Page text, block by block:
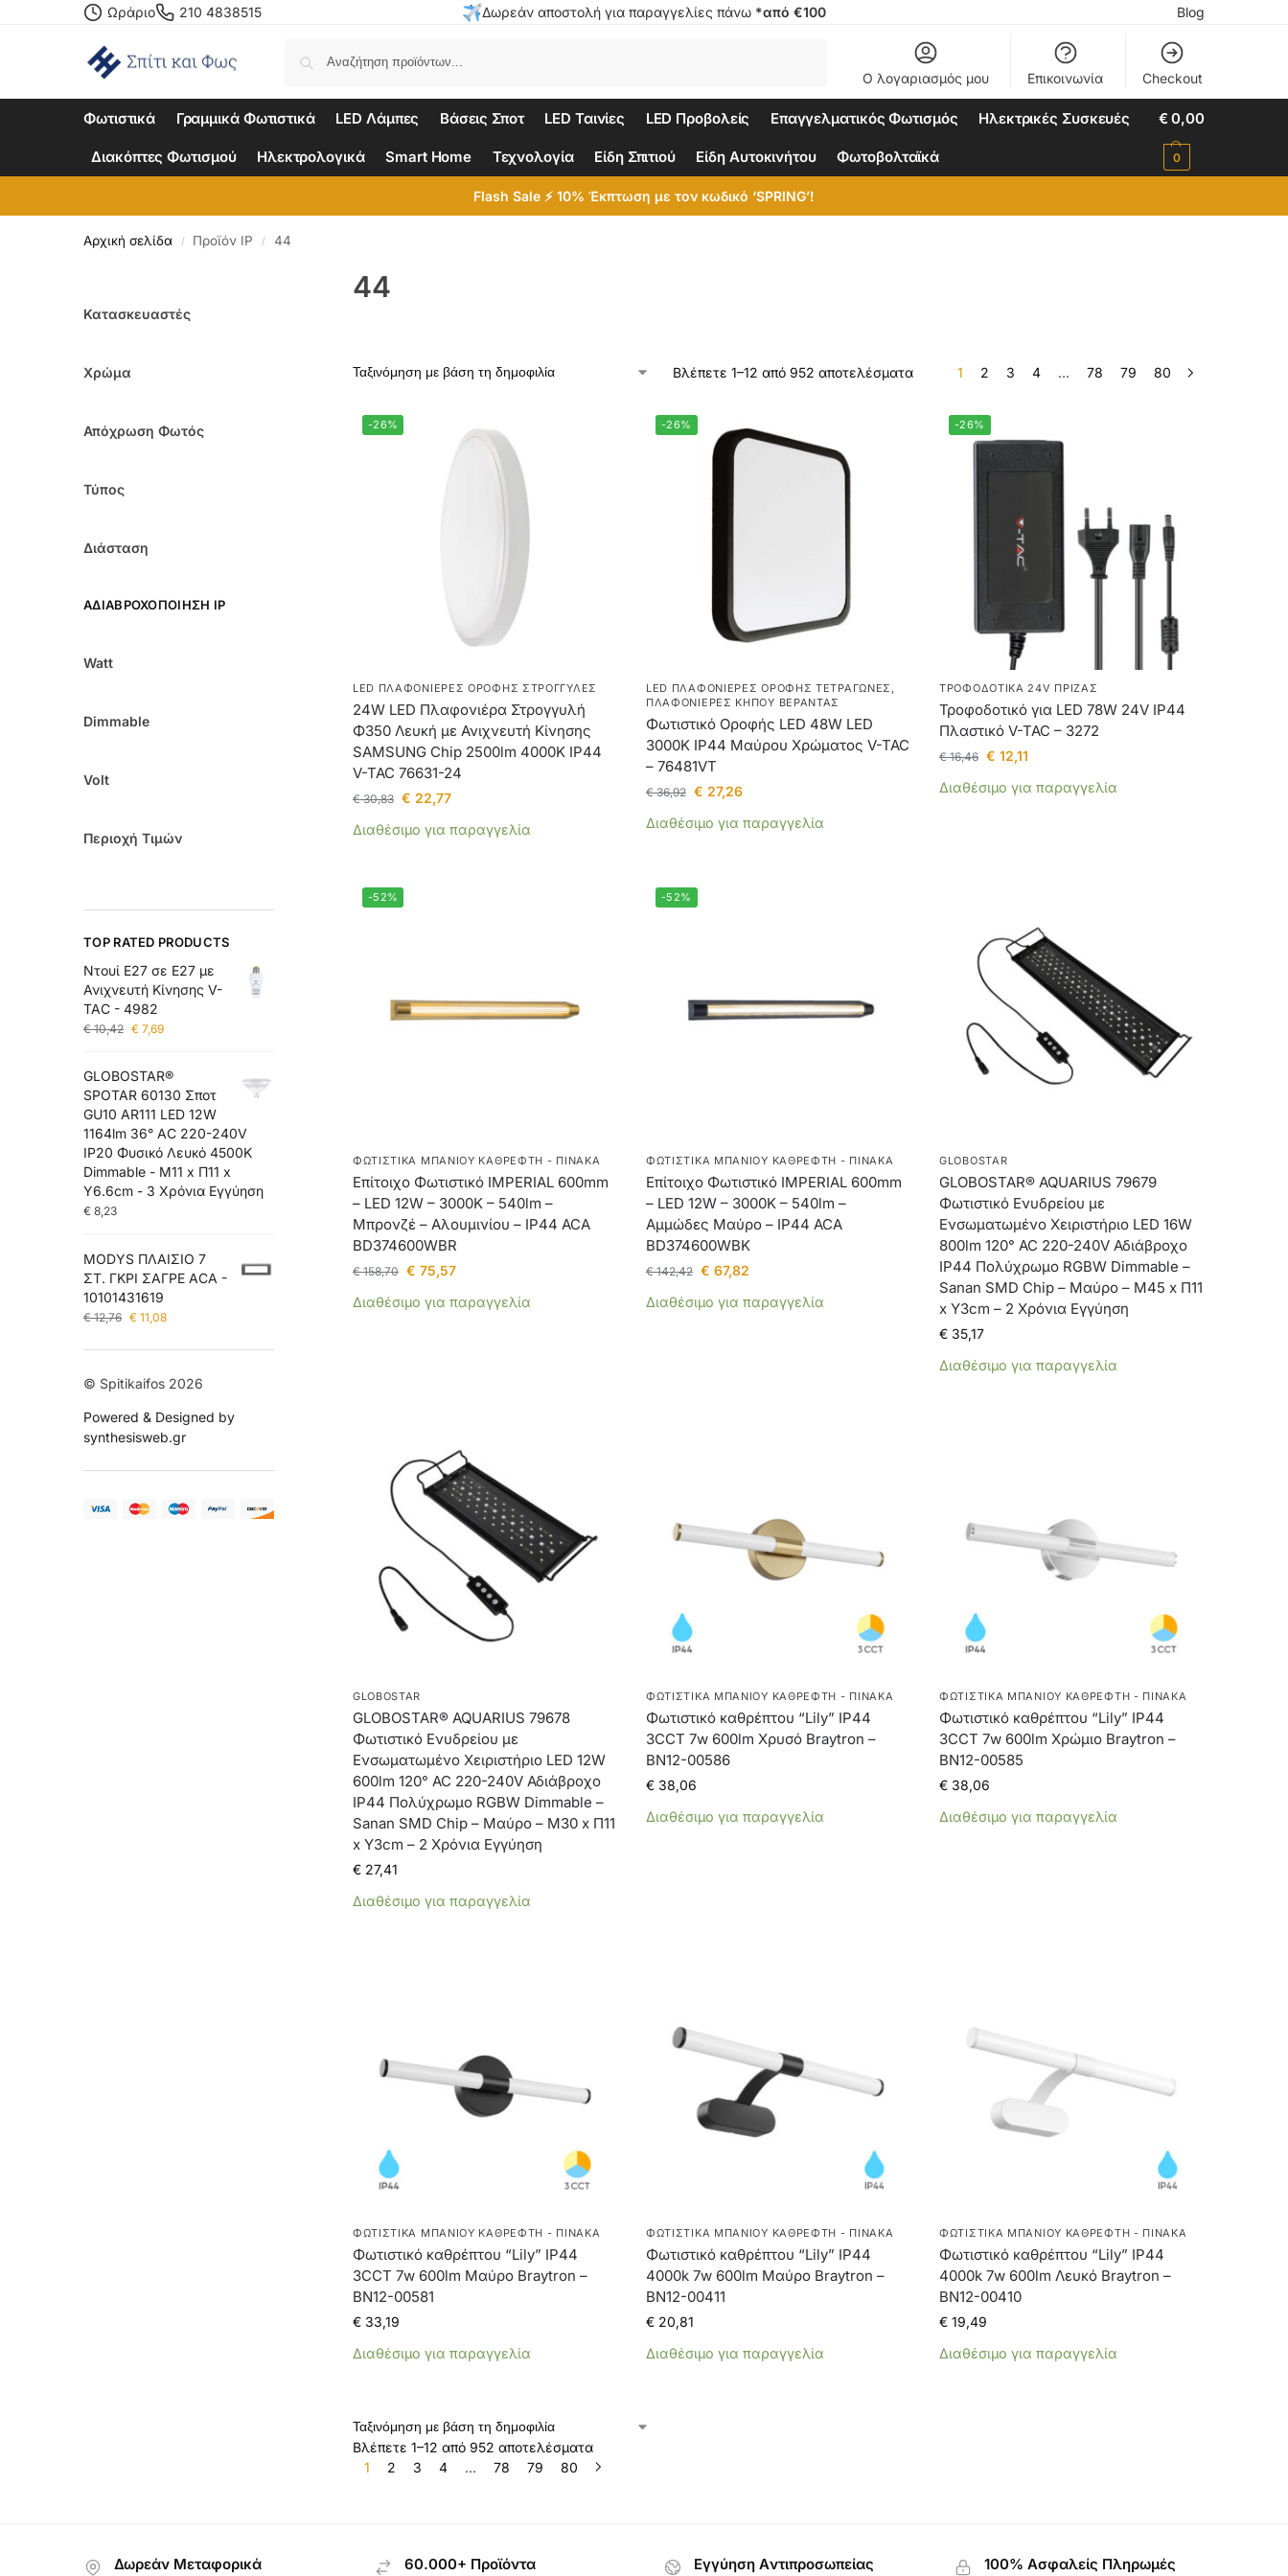
Ωράριο 210 4838515 Δωρεάν αποστολή για παραγγελίες πάνω *από €100 Blog
Ο λογαριασμός μου Επικοινωνία Checkout
Φωτιστικά Γραμμικά Φωτιστικά LED Λάμπες Βάσεις Σποτ LED Ταινίες LED Προβολείς Επαγγελματικός Φωτισμός Ηλεκτρικές Συσκευές
Διακόπτες Φωτισμού Ηλεκτρολογικά Smart Home Τεχνολογία Είδη Σπιτιού Είδη Αυτοκινήτου Φωτοβολταϊκά
€0,00
0
Flash Sale ⚡ 10% Έκπτωση με τον κωδικό ‘SPRING’!
Αρχική σελίδα / Προϊόν IP / 44
44
Βλέπετε 1–12 από 952 αποτελέσματα 1 2 3 4 … 78 79 80
-26%
LED ΠΛΑΦΟΝΙΈΡΕΣ ΟΡΟΦΉΣ ΣΤΡΟΓΓΥΛΈΣ
24W LED Πλαφονιέρα Στρογγυλή
Φ350 Λευκή με Ανιχνευτή Κίνησης
SAMSUNG Chip 2500lm 4000K IP44
V-TAC 76631-24
€30,83 € 22,77
Διαθέσιμο για παραγγελία
-26%
LED ΠΛΑΦΟΝΙΈΡΕΣ ΟΡΟΦΉΣ ΤΕΤΡΆΓΩΝΕΣ ,
ΠΛΑΦΟΝΙΈΡΕΣ ΚΉΠΟΥ ΒΕΡΆΝΤΑΣ
Φωτιστικό Οροφής LED 48W LED
3000K IP44 Μαύρου Χρώματος V-TAC
– 76481VT
€36,92 € 27,26
Διαθέσιμο για παραγγελία
-26%
ΤΡΟΦΟΔΟΤΙΚΆ 24V ΠΡΊΖΑΣ
Τροφοδοτικό για LED 78W 24V IP44
Πλαστικό V-TAC – 3272
€16,46 € 12,11
Διαθέσιμο για παραγγελία
-52%
ΦΩΤΙΣΤΙΚΆ ΜΠΆΝΙΟΥ ΚΑΘΡΈΦΤΗ - ΠΊΝΑΚΑ
Επίτοιχο Φωτιστικό IMPERIAL 600mm
– LED 12W – 3000K – 540lm –
Μπρονζέ – Αλουμινίου – IP44 ACA
BD374600WBR
€158,70 € 75,57
Διαθέσιμο για παραγγελία
-52%
ΦΩΤΙΣΤΙΚΆ ΜΠΆΝΙΟΥ ΚΑΘΡΈΦΤΗ - ΠΊΝΑΚΑ
Επίτοιχο Φωτιστικό IMPERIAL 600mm
– LED 12W – 3000K – 540lm –
Αμμώδες Μαύρο – IP44 ACA
BD374600WBK
€142,42 € 67,82
Διαθέσιμο για παραγγελία
GLOBOSTAR
GLOBOSTAR® AQUARIUS 79679
Φωτιστικό Ενυδρείου με
Ενσωματωμένο Χειριστήριο LED 16W
800lm 120° AC 220-240V Αδιάβροχο
IP44 Πολύχρωμο RGBW Dimmable –
Sanan SMD Chip – Μαύρο – Μ45 x Π11
x Υ3cm – 2 Χρόνια Εγγύηση
€ 35,17
Διαθέσιμο για παραγγελία
GLOBOSTAR
GLOBOSTAR® AQUARIUS 79678
Φωτιστικό Ενυδρείου με
Ενσωματωμένο Χειριστήριο LED 12W
600lm 120° AC 220-240V Αδιάβροχο
IP44 Πολύχρωμο RGBW Dimmable –
Sanan SMD Chip – Μαύρο – Μ30 x Π11
x Υ3cm – 2 Χρόνια Εγγύηση
€27,41
Διαθέσιμο για παραγγελία
ΦΩΤΙΣΤΙΚΆ ΜΠΆΝΙΟΥ ΚΑΘΡΈΦΤΗ - ΠΊΝΑΚΑ
Φωτιστικό καθρέπτου “Lily” IP44
3CCT 7w 600lm Χρυσό Braytron –
BN12-00586
€38,06
Διαθέσιμο για παραγγελία
ΦΩΤΙΣΤΙΚΆ ΜΠΆΝΙΟΥ ΚΑΘΡΈΦΤΗ - ΠΊΝΑΚΑ
Φωτιστικό καθρέπτου “Lily” IP44
3CCT 7w 600lm Χρώμιο Braytron –
BN12-00585
€ 38,06
Διαθέσιμο για παραγγελία
ΦΩΤΙΣΤΙΚΆ ΜΠΆΝΙΟΥ ΚΑΘΡΈΦΤΗ - ΠΊΝΑΚΑ
Φωτιστικό καθρέπτου “Lily” IP44
3CCT 7w 600lm Μαύρο Braytron –
BN12-00581
€33,19
Διαθέσιμο για παραγγελία
ΦΩΤΙΣΤΙΚΆ ΜΠΆΝΙΟΥ ΚΑΘΡΈΦΤΗ - ΠΊΝΑΚΑ
Φωτιστικό καθρέπτου “Lily” IP44
4000k 7w 600lm Μαύρο Braytron –
BN12-00411
€20,81
Διαθέσιμο για παραγγελία
ΦΩΤΙΣΤΙΚΆ ΜΠΆΝΙΟΥ ΚΑΘΡΈΦΤΗ - ΠΊΝΑΚΑ
Φωτιστικό καθρέπτου “Lily” IP44
4000k 7w 600lm Λευκό Braytron –
BN12-00410
€ 19,49
Διαθέσιμο για παραγγελία
Βλέπετε 1–12 από 952 αποτελέσματα
1
2 3 4 … 78 79 80
Κατασκευαστές
Χρώμα
Απόχρωση Φωτός
Τύπος
Διάσταση
ΑΔΙΑΒΡΟΧΟΠΟΊΗΣΗ IP
Watt
Dimmable
Volt
Περιοχή Τιμών
TOP RATED PRODUCTS
Ντουί E27 σε E27 με
Ανιχνευτή Κίνησης V-
TAC - 4982
€10,42 € 7,69
GLOBOSTAR®
SPOTAR 60130 Σποτ
GU10 AR111 LED 12W
1164lm 36° AC 220-240V
IP20 Φυσικό Λευκό 4500K
Dimmable - Μ11 x Π11 x
Υ6.6cm - 3 Χρόνια Εγγύηση
€ 8,23
MODYS ΠΛΑΙΣΙΟ 7
ΣΤ. ΓΚΡΙ ΣΑΓΡΕ ACA -
10101431619
€12,76 € 11,08
© Spitikaifos 2026
Powered & Designed by
synthesisweb.gr
Δωρεάν Μεταφορικά 60.000+ Προϊόντα Εγγύηση Aντιπροσωπείας 100% Ασφαλείς Πληρωμές